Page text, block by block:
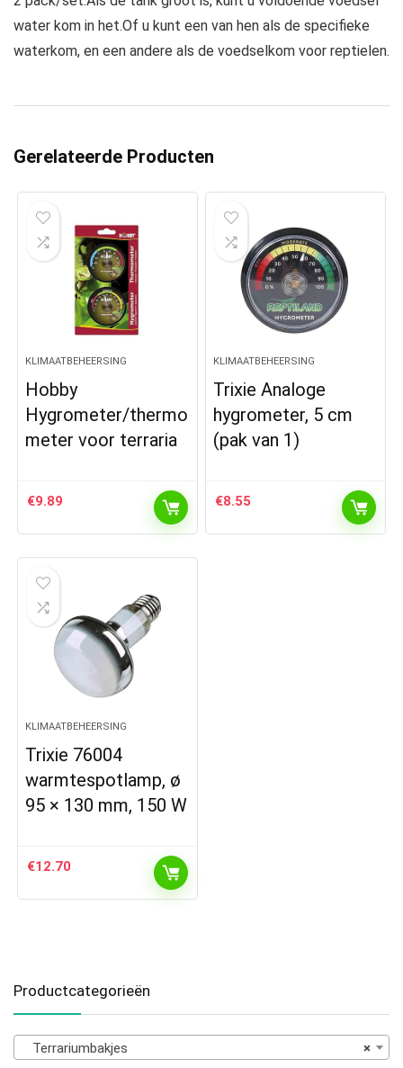
water kom in het.Of u kunt een van hen als de specifieke
waterkom, en een andere als de voedselkom voor reptielen.
Gerelateerde Producten
KLIMAATBEHEERSING
Hobby
Hygrometer/thermo
meter voor terraria
€9.89
KLIMAATBEHEERSING
Trixie Analoge
hygrometer, 5 cm
(pak van 1)
€8.55
KLIMAATBEHEERSING
Trixie 76004
warmtespotlamp, ø
95 × 130 mm, 150 W
€12.70
Productcategorieën
×
Terrariumbakjes